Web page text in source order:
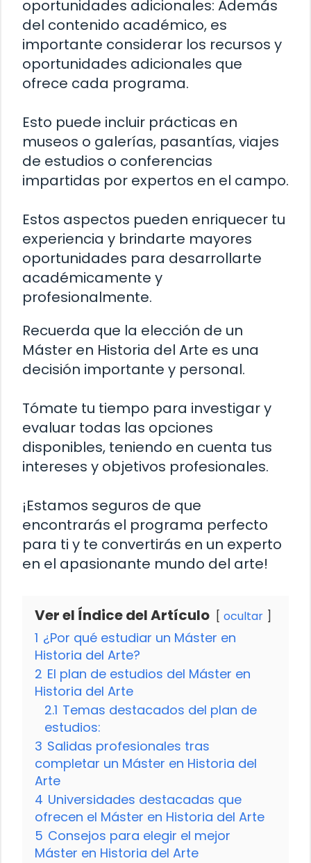
oportunidades adicionales: Además
del contenido académico, es
importante considerar los recursos y
oportunidades adicionales que
ofrece cada programa.
Esto puede incluir prácticas en
museos o galerías, pasantías, viajes
de estudios o conferencias
impartidas por expertos en el campo.
Estos aspectos pueden enriquecer tu
experiencia y brindarte mayores
oportunidades para desarrollarte
académicamente y
profesionalmente.
Recuerda que la elección de un
Máster en Historia del Arte es una
decisión importante y personal.
Tómate tu tiempo para investigar y
evaluar todas las opciones
disponibles, teniendo en cuenta tus
intereses y objetivos profesionales.
¡Estamos seguros de que
encontrarás el programa perfecto
para ti y te convertirás en un experto
en el apasionante mundo del arte!
Ver el Índice del Artículo ocultar
1 ¿Por qué estudiar un Máster en
Historia del Arte?
2 El plan de estudios del Máster en
Historia del Arte
2.1 Temas destacados del plan de
estudios:
3 Salidas profesionales tras
completar un Máster en Historia del
Arte
4 Universidades destacadas que
ofrecen el Máster en Historia del Arte
5 Consejos para elegir el mejor
Máster en Historia del Arte